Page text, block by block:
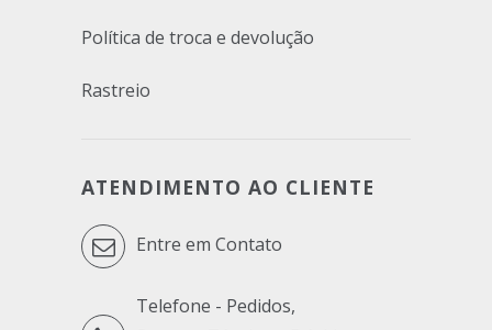
Política de troca e devolução
Rastreio
ATENDIMENTO AO CLIENTE
Entre em Contato
Telefone - Pedidos,